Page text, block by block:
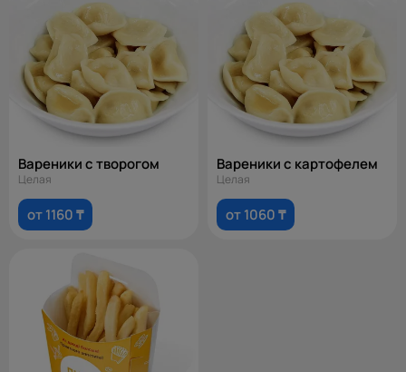
Вареники с творогом
Целая
от 1160 ₸
Вареники с картофелем
Целая
от 1060 ₸